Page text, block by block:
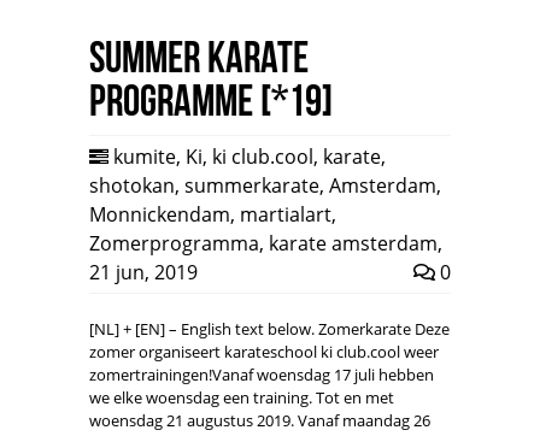
Summer karate
programme [*19]
kumite, Ki, ki club.cool, karate,
shotokan, summerkarate, Amsterdam,
Monnickendam, martialart,
Zomerprogramma, karate amsterdam,
21 jun, 2019
0
[NL] + [EN] – English text below. Zomerkarate Deze
zomer organiseert karateschool ki club.cool weer
zomertrainingen!Vanaf woensdag 17 juli hebben
we elke woensdag een training. Tot en met
woensdag 21 augustus 2019. Vanaf maandag 26